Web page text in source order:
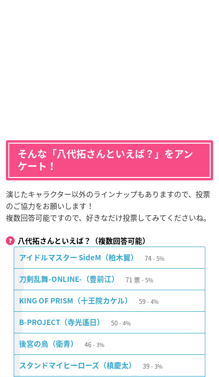
そんな「八代拓さんといえば？」をアン
ケート！
演じたキャラクター以外のラインナップもありますので、投票
のご協力をお願いします！
複数回答可能ですので、好きなだけ投票してみてくださいね。
八代拓さんといえば？（複数回答可能）
アイドルマスター SideM（柏木翼） 74 5%
刀剣乱舞-ONLINE-（豊前江） 71 票 5%
KING OF PRISM（十王院カケル） 59 4%
B-PROJECT（寺光遙日） 50 4%
後宮の烏（衛青） 46 3%
スタンドマイヒーローズ（槙慶太） 39 3%